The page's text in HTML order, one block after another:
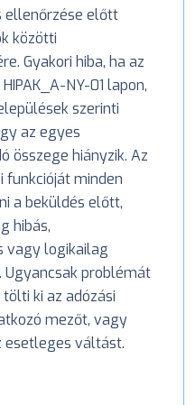
ellenőrzése előtt
közötti
Gyakori hiba, ha az
NY-01 lapon,
szerinti
az egyes
összege hiányzik. Az
funkcióját minden
a beküldés előtt,
hibás,
vagy logikailag
problémát
ki az adózási
mezőt, vagy
váltást.